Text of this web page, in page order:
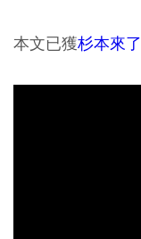
本文已獲杉本來了